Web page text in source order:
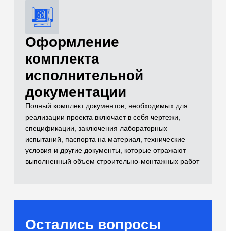
и лабораторные
испытания)
для расчетов оснований
[02]
Бетоны и растворы
Контроль качества монолитных
[03]
Нерудные материалы
[04]